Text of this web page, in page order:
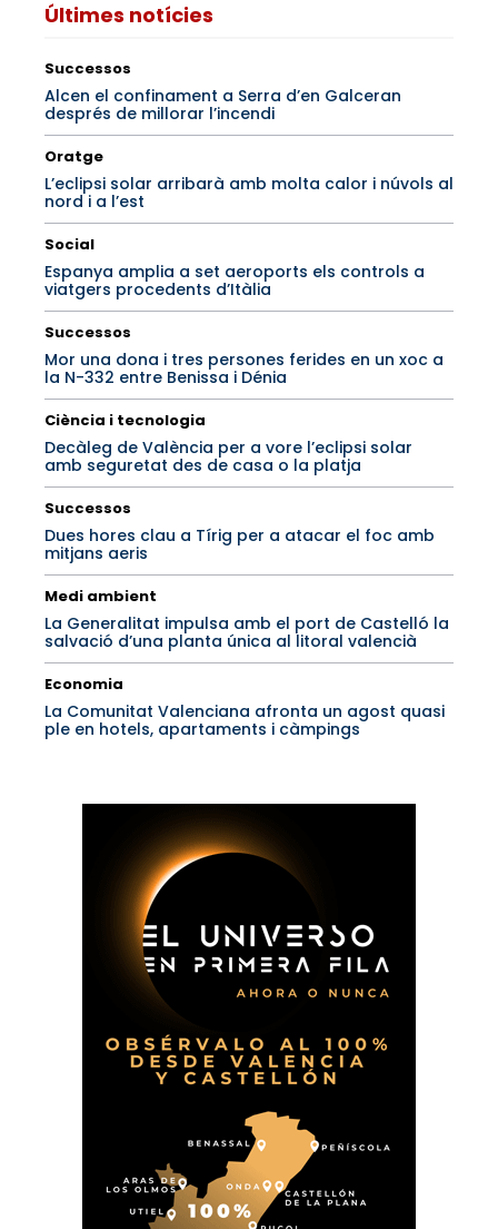
Últimes notícies
Successos
Alcen el confinament a Serra d’en Galceran
després de millorar l’incendi
Oratge
L’eclipsi solar arribarà amb molta calor i núvols al
nord i a l’est
Social
Espanya amplia a set aeroports els controls a
viatgers procedents d’Itàlia
Successos
Mor una dona i tres persones ferides en un xoc a
la N-332 entre Benissa i Dénia
Ciència i tecnologia
Decàleg de València per a vore l’eclipsi solar
amb seguretat des de casa o la platja
Successos
Dues hores clau a Tírig per a atacar el foc amb
mitjans aeris
Medi ambient
La Generalitat impulsa amb el port de Castelló la
salvació d’una planta única al litoral valencià
Economia
La Comunitat Valenciana afronta un agost quasi
ple en hotels, apartaments i càmpings